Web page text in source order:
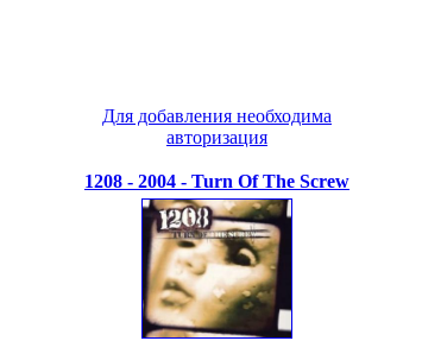
Для добавления необходима
авторизация
1208 - 2004 - Turn Of The Screw